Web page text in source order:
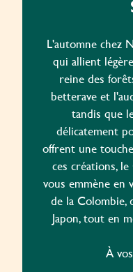
L'automne chez
qui allient
reine des
betterave et
tandis que
délicatement
offrent une
ces créations,
vous emmène en
de la Colombie,
Japon, tout en
À